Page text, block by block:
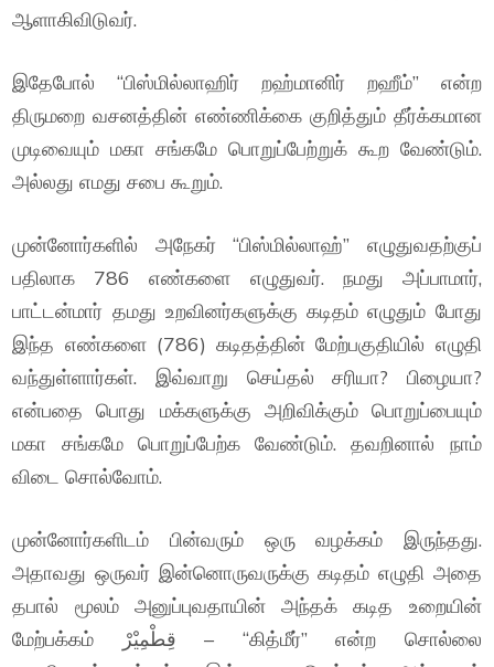
ஆளாகிவிடுவர்.
இதேபோல் “பிஸ்மில்லாஹிர் றஹ்மானிர் றஹீம்” என்ற
திருமறை வசனத்தின் எண்ணிக்கை குறித்தும் தீர்க்கமான
முடிவையும் மகா சங்கமே பொறுப்பேற்றுக் கூற வேண்டும்.
அல்லது எமது சபை கூறும்.
முன்னோர்களில் அநேகர் “பிஸ்மில்லாஹ்” எழுதுவதற்குப்
பதிலாக 786 எண்களை எழுதுவர். நமது அப்பாமார்,
பாட்டன்மார் தமது உறவினர்களுக்கு கடிதம் எழுதும் போது
இந்த எண்களை (786) கடிதத்தின் மேற்பகுதியில் எழுதி
வந்துள்ளார்கள். இவ்வாறு செய்தல் சரியா? பிழையா?
என்பதை பொது மக்களுக்கு அறிவிக்கும் பொறுப்பையும்
மகா சங்கமே பொறுப்பேற்க வேண்டும். தவறினால் நாம்
விடை சொல்வோம்.
முன்னோர்களிடம் பின்வரும் ஒரு வழக்கம் இருந்தது.
அதாவது ஒருவர் இன்னொருவருக்கு கடிதம் எழுதி அதை
தபால் மூலம் அனுப்புவதாயின் அந்தக் கடித உறையின்
மேற்பக்கம் قِطْمِيْرْ – “கித்மீர்” என்ற சொல்லை